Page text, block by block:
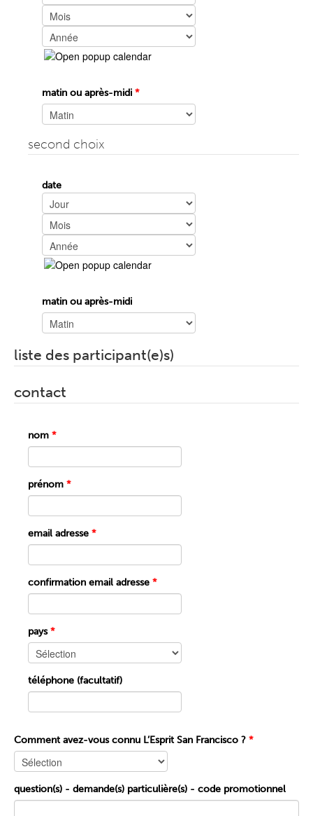
Mois
Année
matin ou après-midi *
second choix
date
Jour
Mois
Année
matin ou après-midi
liste des participant(e)s)
contact
nom *
prénom *
email adresse *
confirmation email adresse *
pays*
téléphone (facultatif)
Comment avez-vous connu L’Esprit San Francisco ? *
question(s) - demande(s) particulière(s) - code promotionnel